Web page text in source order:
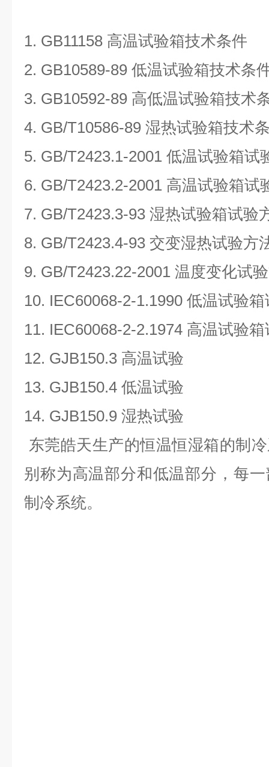
1. GB11158 高温试验箱技术条件
2. GB10589-89 低温试验箱技术条
3. GB10592-89 高低温试验箱技术
4. GB/T10586-89 湿热试验箱技术
5. GB/T2423.1-2001 低温试验箱试
6. GB/T2423.2-2001 高温试验箱试
7. GB/T2423.3-93 湿热试验箱试验
8. GB/T2423.4-93 交变湿热试验方
9. GB/T2423.22-2001 温度变化试
10. IEC60068-2-1.1990 低温试验
11. IEC60068-2-2.1974 高温试验
12. GJB150.3 高温试验
13. GJB150.4 低温试验
14. GJB150.9 湿热试验
东莞皓天生产的恒温恒湿箱的制
别称为高温部分和低温部分，每
制冷系统。